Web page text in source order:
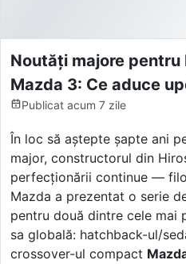
Noutăți majore pentru
Mazda 3: Ce aduce
Publicat acum 7 zile
În loc să aștepte șapte ani
major, constructorul din
perfecționării continue —
Mazda a prezentat o serie
pentru două dintre cele mai
sa globală: hatchback-ul/
crossover-ul compact